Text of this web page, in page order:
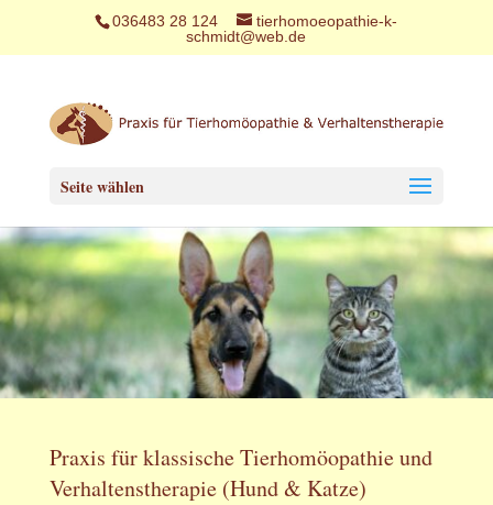
036483 28 124
tierhomoeopathie-k-
schmidt@web.de
Seite wählen
Praxis für klassische Tierhomöopathie und
Verhaltenstherapie (Hund & Katze)